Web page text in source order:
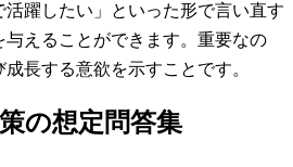
躍したい」といった形で言い直す
与えることができます。重要なの
長する意欲を示すことです。
の想定問答集